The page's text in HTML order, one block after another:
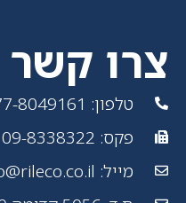
צרו קשר
טלפון: 077-8049161
פקס: 09-8338322
מייל: info@rileco.co.il